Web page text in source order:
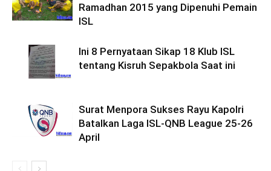
Ramadhan 2015 yang Dipenuhi Pemain
ISL
Ini 8 Pernyataan Sikap 18 Klub ISL
tentang Kisruh Sepakbola Saat ini
Surat Menpora Sukses Rayu Kapolri
Batalkan Laga ISL-QNB League 25-26
April